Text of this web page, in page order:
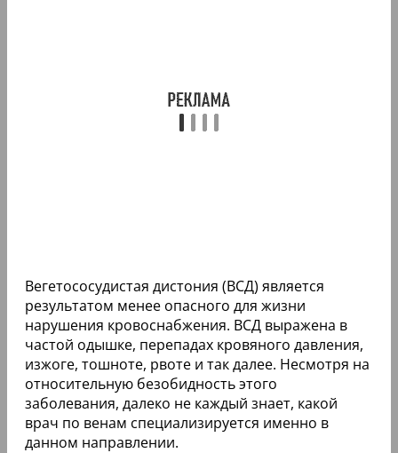
Вегетососудистая дистония (ВСД) является
результатом менее опасного для жизни
нарушения кровоснабжения. ВСД выражена в
частой одышке, перепадах кровяного давления,
изжоге, тошноте, рвоте и так далее. Несмотря на
относительную безобидность этого
заболевания, далеко не каждый знает, какой
врач по венам специализируется именно в
данном направлении.